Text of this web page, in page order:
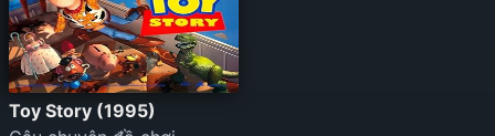
Toy Story (1995)